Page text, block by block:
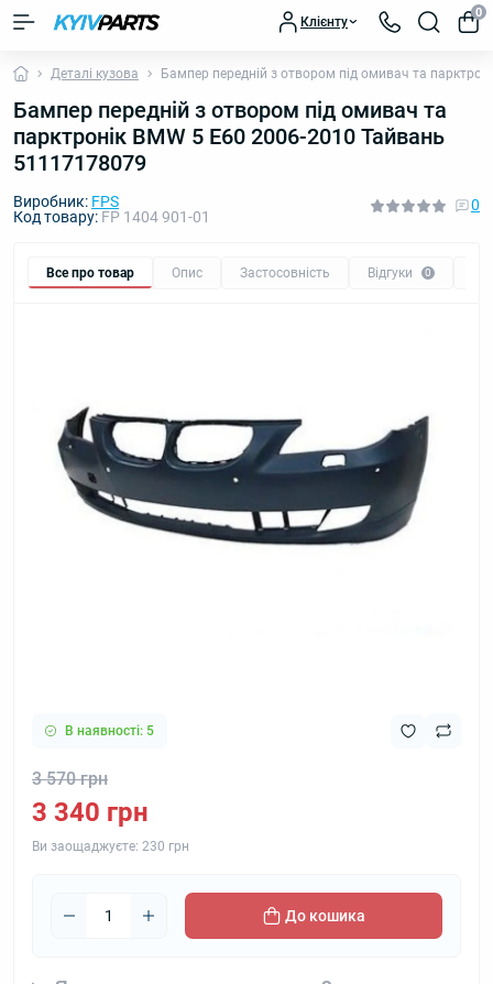
Клієнту
0
Деталі кузова Бампер передній з отвором під омивач та
Бампер передній з отвором під омивач та
парктронік BMW 5 E60 2006-2010 Тайвань
51117178079
Виробник: FPS
Код товару: FP 1404 901-01
0
Все про товар Опис Застосовність Відгуки 0
В наявності: 5
3 570 грн
3 340 грн
Ви заощаджуєте: 230 грн
До кошика